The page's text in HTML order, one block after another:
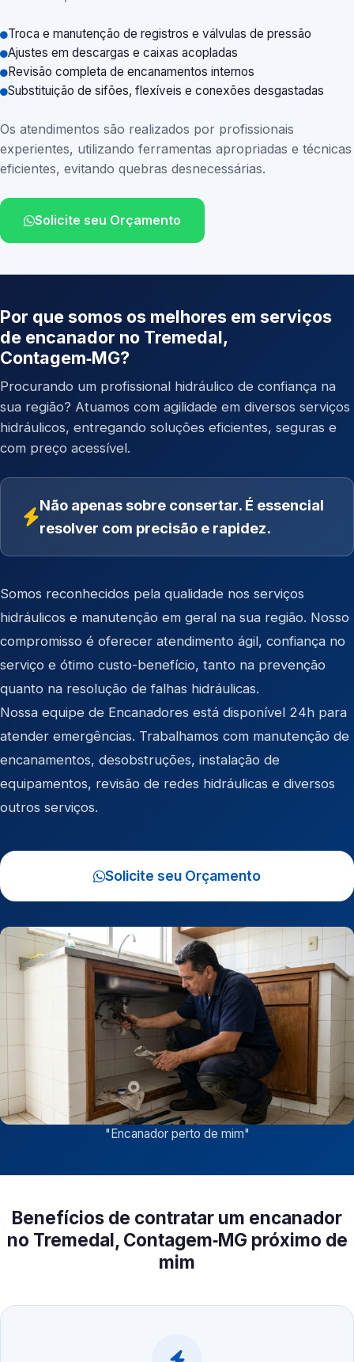
Troca e manutenção de registros e válvulas de pressão
Ajustes em descargas e caixas acopladas
Revisão completa de encanamentos internos
Substituição de sifões, flexíveis e conexões desgastadas
Os atendimentos são realizados por profissionais
experientes, utilizando ferramentas apropriadas e técnicas
eficientes, evitando quebras desnecessárias.
Solicite seu Orçamento
Por que somos os melhores em serviços
de encanador no Tremedal,
Contagem‑MG?
Procurando um profissional hidráulico de confiança na
sua região? Atuamos com agilidade em diversos serviços
hidráulicos, entregando soluções eficientes, seguras e
com preço acessível.
Não apenas sobre consertar. É essencial
resolver com precisão e rapidez.
Somos reconhecidos pela qualidade nos serviços
hidráulicos e manutenção em geral na sua região. Nosso
compromisso é oferecer atendimento ágil, confiança no
serviço e ótimo custo-benefício, tanto na prevenção
quanto na resolução de falhas hidráulicas.
Nossa equipe de Encanadores está disponível 24h para
atender emergências. Trabalhamos com manutenção de
encanamentos, desobstruções, instalação de
equipamentos, revisão de redes hidráulicas e diversos
outros serviços.
Solicite seu Orçamento
"Encanador perto de mim"
Benefícios de contratar um encanador
no Tremedal, Contagem‑MG próximo de
mim